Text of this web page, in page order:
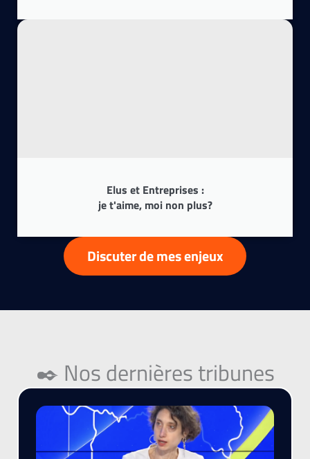
Elus et Entreprises :
je t'aime, moi non plus?
Discuter de mes enjeux
✒️ Nos dernières tribunes